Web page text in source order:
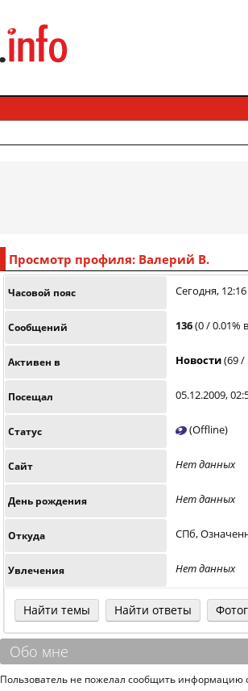
Просмотр профиля: Валерий В.
Часовой пояс Сегодня, 12:16
Сообщений 136(0 / 0.01%
Активен в Новости(69 /
Посещал 05.12.2009,
Статус (Offline)
Сайт Нет данных
День рождения Нет данных
Откуда СПб,
Увлечения Нет данных
Найти темы Найти ответы
Обо мне
Пользователь не пожелал сообщить информацию